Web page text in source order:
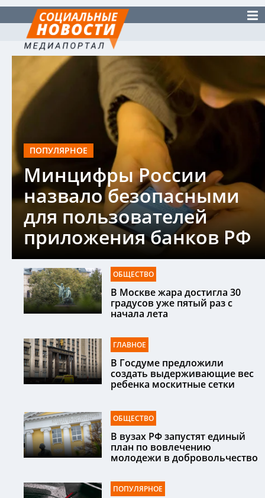
ПОПУЛЯРНОЕ
Минцифры России
назвало безопасными
для пользователей
приложения банков РФ
ОБЩЕСТВО
В Москве жара достигла 30
градусов уже пятый раз с
начала лета
ГЛАВНОЕ
В Госдуме предложили
создать выдерживающие вес
ребенка москитные сетки
ОБЩЕСТВО
В вузах РФ запустят единый
план по вовлечению
молодежи в добровольчество
ПОПУЛЯРНОЕ